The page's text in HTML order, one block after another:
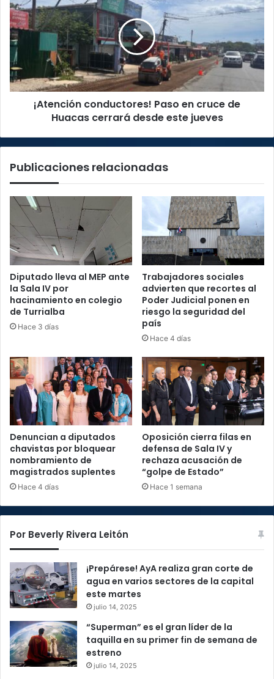
Paso
en
cruce
de
Huacas
cerrará
desde
¡Atención conductores! Paso en cruce de
Huacas cerrará desde este jueves
Publicaciones relacionadas
Diputado lleva al MEP ante
la Sala IV por
hacinamiento en colegio
de Turrialba
Hace 3 días
Trabajadores sociales
advierten que recortes al
Poder Judicial ponen en
riesgo la seguridad del
país
Hace 4 días
Denuncian a diputados
chavistas por bloquear
nombramiento de
magistrados suplentes
Hace 4 días
Oposición cierra filas en
defensa de Sala IV y
rechaza acusación de
“golpe de Estado”
Hace 1 semana
Por Beverly Rivera Leitón
¡Prepárese! AyA realiza gran corte de
agua en varios sectores de la capital
este martes
julio 14, 2025
“Superman” es el gran líder de la
taquilla en su primer fin de semana de
estreno
julio 14, 2025